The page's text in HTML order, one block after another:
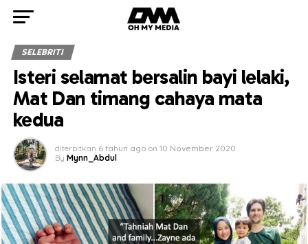
SELEBRITI
Isteri selamat bersalin bayi lelaki,
Mat Dan timang cahaya mata
kedua
diterbitkan 6 tahun ago on 10 November 2020
By Mynn_Abdul